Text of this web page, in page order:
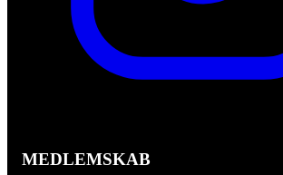
MEDLEMSKAB